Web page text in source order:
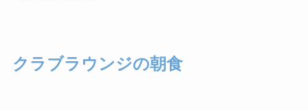
クラブラウンジの朝食